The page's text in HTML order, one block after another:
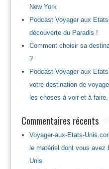
New York
Podcast Voyager aux
découverte du Paradis !
Comment choisir sa
?
Podcast Voyager aux
votre destination de
les choses à voir et à
Commentaires récents
Voyager-aux-Etats-
le matériel dont vous avez
Unis